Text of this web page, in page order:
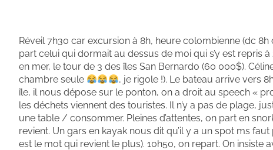
Réveil 7h30 car excursion à 8h, heure colombienne (dc
part celui qui dormait au dessus de moi qui s’y est repris
en mer, le tour de 3 des îles San Bernardo (60 000$).
chambre seule
, je rigole !). Le bateau arrive vers
île, il nous dépose sur le ponton, on a droit au speech «
les déchets viennent des touristes. Il n’y a pas de plage,
une table / consommer. Pleines d’attentes, on part en
revient. Un gars en kayak nous dit qu’il y a un spot ms
est le mot qui revient le plus). 10h50, on repart. On insiste